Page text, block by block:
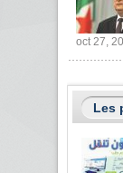
oct 27,
Les